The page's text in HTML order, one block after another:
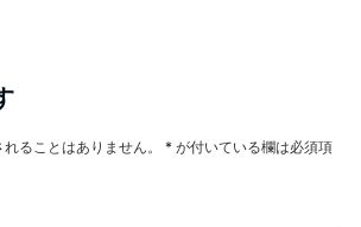
ることはありません。 * が付いている欄は必須項